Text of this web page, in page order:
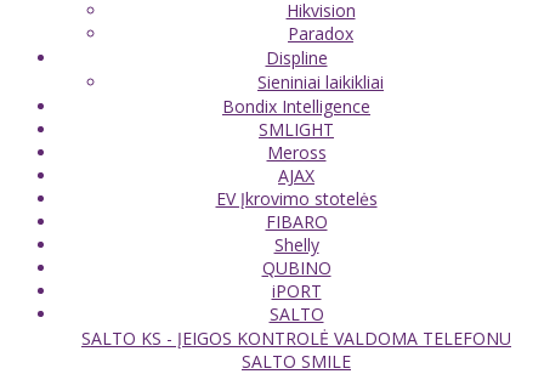
Hikvision
Paradox
Displine
Sieniniai laikikliai
Bondix Intelligence
SMLIGHT
Meross
AJAX
EV Įkrovimo stotelės
FIBARO
Shelly
QUBINO
iPORT
SALTO
SALTO KS - ĮEIGOS KONTROLĖ VALDOMA TELEFONU
SALTO SMILE